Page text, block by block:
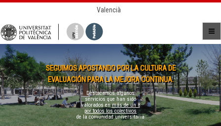
Valencià
SEGUIMOS APOSTANDO POR LA CULTURA DE
EVALUACIÓN PARA LA MEJORA CONTINUA.
Destacamos algunos
servicios que han sido
valorados enmás de un 8
por todos los colectivos
de la comunidad universitaria